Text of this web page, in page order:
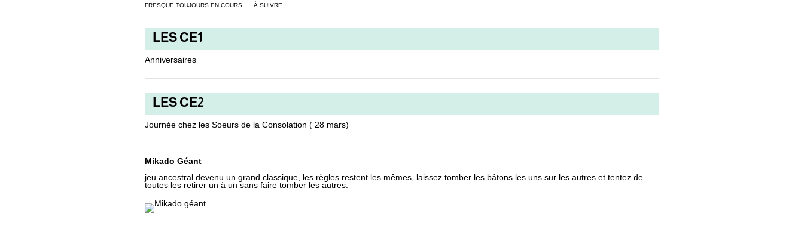
FRESQUE TOUJOURS EN COURS …. À SUIVRE
LES CE1
Anniversaires
LES CE2
Journée chez les Soeurs de la Consolation ( 28 mars)
Mikado Géant
jeu ancestral devenu un grand classique, les règles restent les mêmes, laissez tomber les bâtons les uns sur les autres et tentez de
toutes les retirer un à un sans faire tomber les autres.